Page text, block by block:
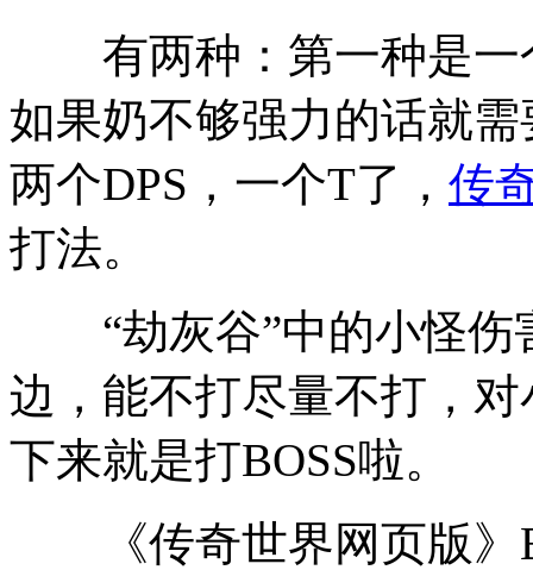
有两种：第一种是一
如果奶不够强力的话就
两个DPS，一个T了， 传
打法。
“劫灰谷”中的小怪伤
边，能不打尽量不打，
下来就是打BOSS啦。
《传奇世界网页版》